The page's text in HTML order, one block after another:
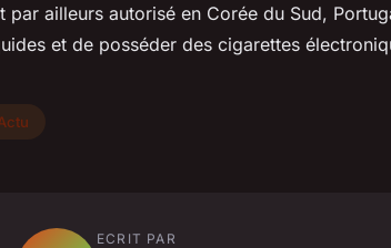
par ailleurs autorisé en Corée du Sud,
et de posséder des cigarettes
ECRIT PAR